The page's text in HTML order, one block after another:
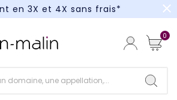
en 3X et 4X sans frais*
en 3X et 4X sans frais*
close
0